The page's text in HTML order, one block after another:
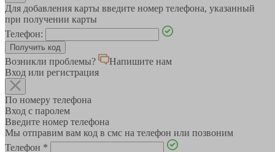
Для добавления карты введите номер телефона, указанный
при получении карты
Телефон:
Возникли проблемы?
Напишите нам
Вход или регистрация
По номеру телефона
Вход с паролем
Введите номер телефона
Мы отправим вам код в смс на телефон или позвоним
Телефон *